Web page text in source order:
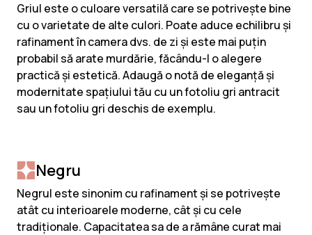
Griul este o culoare versatilă care se potrivește bine
cu o varietate de alte culori. Poate aduce echilibru și
rafinament în camera dvs. de zi și este mai puțin
probabil să arate murdărie, făcându-l o alegere
practică și estetică. Adaugă o notă de eleganță și
modernitate spațiului tău cu un fotoliu gri antracit
sau un fotoliu gri deschis de exemplu.
Negru
Negrul este sinonim cu rafinament și se potrivește
atât cu interioarele moderne, cât și cu cele
tradiționale. Capacitatea sa de a rămâne curat mai